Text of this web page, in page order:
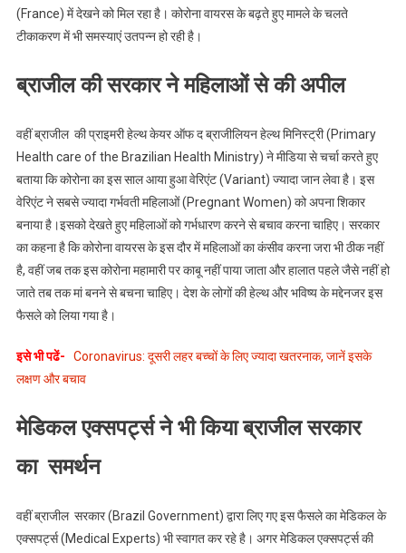
लगाया
(France) में देखने को मिल रहा है। कोरोना वायरस के बढ़ते हुए मामले के चलते
टीकाकरण में भी समस्याएं उतपन्न हो रही है।
ब्राजील की सरकार ने महिलाओं से की अपील
वहीं ब्राजील की प्राइमरी हेल्थ केयर ऑफ द ब्राजीलियन हेल्थ मिनिस्ट्री (Primary
Health care of the Brazilian Health Ministry) ने मीडिया से चर्चा करते हुए
बताया कि कोरोना का इस साल आया हुआ वेरिएंट (Variant) ज्यादा जान लेवा है। इस
वेरिएंट ने सबसे ज्यादा गर्भवती महिलाओं (Pregnant Women) को अपना शिकार
बनाया है।इसको देखते हुए महिलाओं को गर्भधारण करने से बचाव करना चाहिए। सरकार
का कहना है कि कोरोना वायरस के इस दौर में महिलाओं का कंसीव करना जरा भी ठीक नहीं
है, वहीं जब तक इस कोरोना महामारी पर काबू नहीं पाया जाता और हालात पहले जैसे नहीं हो
जाते तब तक मां बनने से बचना चाहिए। देश के लोगों की हेल्थ और भविष्य के मद्देनजर इस
फैसले को लिया गया है।
इसे भी पढें- Coronavirus: दूसरी लहर बच्चों के लिए ज्यादा खतरनाक, जानें इसके
लक्षण और बचाव
मेडिकल एक्सपर्ट्स ने भी किया ब्राजील सरकार
का समर्थन
वहीं ब्राजील सरकार (Brazil Government) द्वारा लिए गए इस फैसले का मेडिकल के
एक्सपर्ट्स (Medical Experts) भी स्वागत कर रहे है। अगर मेडिकल एक्सपर्ट्स की